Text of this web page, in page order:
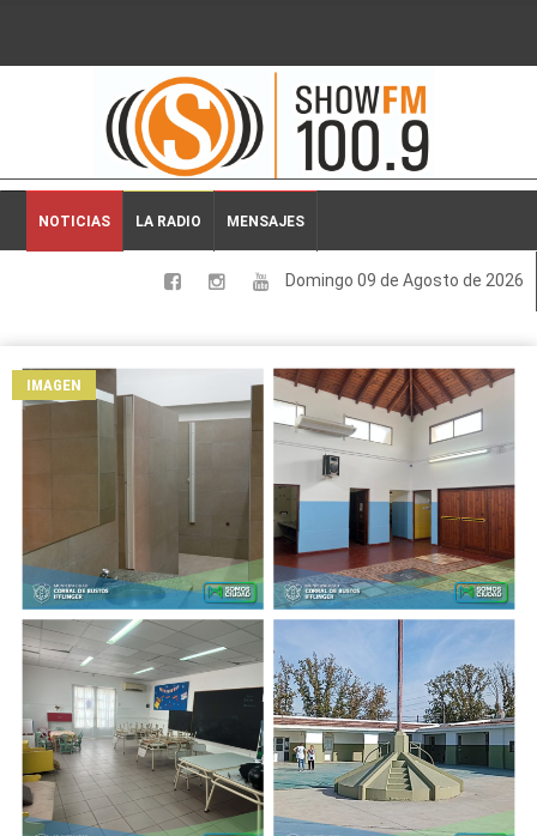
2026-08-09 06:02:34
NOTICIAS LA RADIO MENSAJES
Domingo 09 de Agosto de 2026
LOCALES
DEPORTES
ESPECTACULOS
INTERNACIONALES
IMAGEN